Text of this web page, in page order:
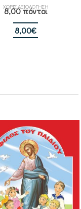
ΧΩΡΙΣ ΑΞΙΟΛΟΓΗΣΗ
8,00 πόντοι
8,00€